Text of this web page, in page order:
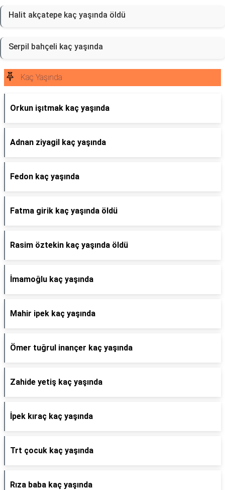
Halit akçatepe kaç yaşında öldü
Serpil bahçeli kaç yaşında
Kaç Yaşında
Orkun işıtmak kaç yaşında
Adnan ziyagil kaç yaşında
Fedon kaç yaşında
Fatma girik kaç yaşında öldü
Rasim öztekin kaç yaşında öldü
İmamoğlu kaç yaşında
Mahir ipek kaç yaşında
Ömer tuğrul inançer kaç yaşında
Zahide yetiş kaç yaşında
İpek kıraç kaç yaşında
Trt çocuk kaç yaşında
Rıza baba kaç yaşında